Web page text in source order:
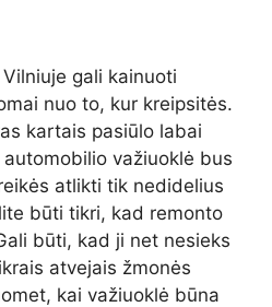
gali kainuoti
nuo to, kur kreipsitės.
kartais pasiūlo labai
važiuoklė bus
atlikti tik nedidelius
būti tikri, kad remonto
būti, kad ji net nesieks
atvejais žmonės
kai važiuoklė būna